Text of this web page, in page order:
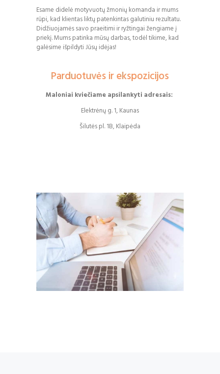
Esame didelė motyvuotų žmonių komanda ir mums
rūpi, kad klientas liktų patenkintas galutiniu rezultatu.
Didžiuojamės savo praeitimi ir ryžtingai žengiame į
priekį. Mums patinka mūsų darbas, todėl tikime, kad
galėsime išpildyti Jūsų idėjas!
Parduotuvės ir ekspozicijos
Maloniai kviečiame apsilankyti adresais:
Elektrėnų g. 1, Kaunas
Šilutės pl. 1B, Klaipėda